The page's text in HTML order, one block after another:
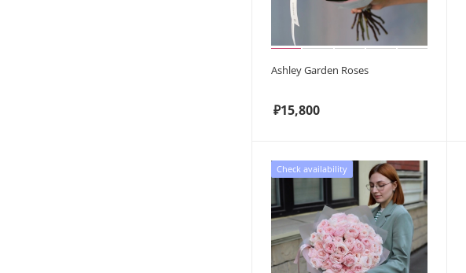
Ashley Garden Roses
₽15,800
Check availability